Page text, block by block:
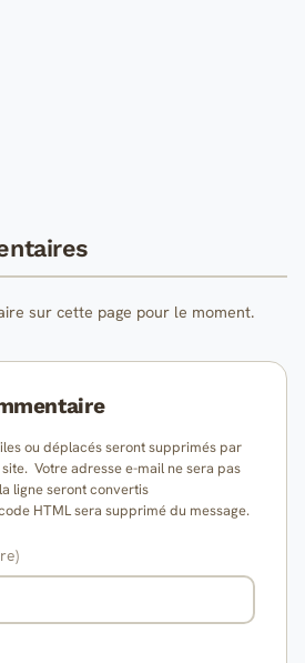
sur cette page pour le moment.
ou déplacés seront supprimés par
Votre adresse e-mail ne sera pas
ligne seront convertis
HTML sera supprimé du message.